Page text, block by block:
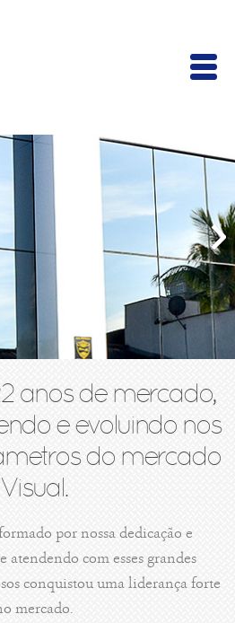
anos de mercado,
e evoluindo nos
do mercado
Visual.
por nossa dedicação e
atendendo com esses grandes
conquistou uma liderança forte
mercado.